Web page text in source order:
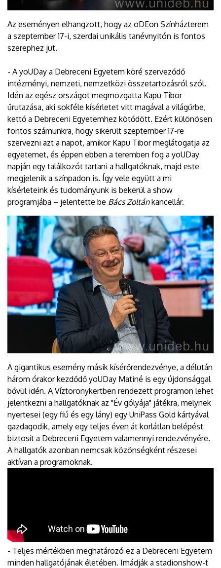
Az eseményen elhangzott, hogy az oDEon Színházterem
a szeptember 17-i, szerdai unikális tanévnyitón is fontos
szerephez jut.
- A yoUDay a Debreceni Egyetem köré szerveződő
intézményi, nemzeti, nemzetközi összetartozásról szól.
Idén az egész országot megmozgatta Kapu Tibor
űrutazása, aki sokféle kísérletet vitt magával a világűrbe,
kettő a Debreceni Egyetemhez kötődött. Ezért különösen
fontos számunkra, hogy sikerült szeptember 17-re
szervezni azt a napot, amikor Kapu Tibor meglátogatja az
egyetemet, és éppen ebben a teremben fog a yoUDay
napján egy találkozót tartani a hallgatóknak, majd este
megjelenik a színpadon is. Így vele együtt a mi
kísérleteink és tudományunk is bekerül a show
programjába – jelentette be Bács Zoltánkancellár.
A gigantikus esemény másik kísérőrendezvénye, a délután
három órakor kezdődő yoUDay Matiné is egy újdonsággal
bővül idén. A Víztoronykertben rendezett programon lehet
jelentkezni a hallgatóknak az "Év gólyája" játékra, melynek
nyertesei (egy fiú és egy lány) egy UniPass Gold kártyával
gazdagodik, amely egy teljes éven át korlátlan belépést
biztosít a Debreceni Egyetem valamennyi rendezvényére.
A hallgatók azonban nemcsak közönségként részesei
aktívan a programoknak.
- Teljes mértékben meghatározó ez a Debreceni Egyetem
minden hallgatójának életében. Imádják a stadionshow-t